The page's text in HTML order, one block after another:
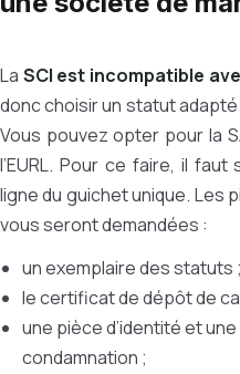
La SCI est incompatible
donc choisir un statut
Vous pouvez opter pour la
l’EURL. Pour ce faire, il
ligne du guichet unique. Les
vous seront demandées :
un exemplaire des statuts ;
le certificat de dépôt de
une pièce d’identité et
condamnation ;